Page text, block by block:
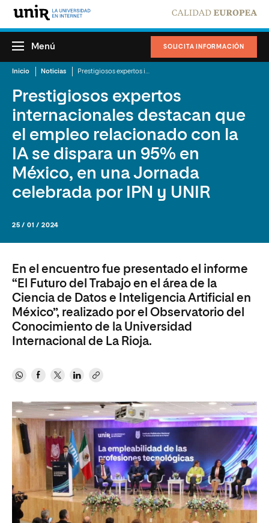
SOLICITA INFORMACIÓN
Menú
Inicio Noticias
Prestigiosos expertos
internacionales destacan que
el empleo relacionado con la
IA se dispara un 95% en
México, en una Jornada
celebrada por IPN y UNIR
25 / 01 / 2024
En el encuentro fue presentado el informe
“El Futuro del Trabajo en el área de la
Ciencia de Datos e Inteligencia Artificial en
México”, realizado por el Observatorio del
Conocimiento de la Universidad
Internacional de La Rioja.